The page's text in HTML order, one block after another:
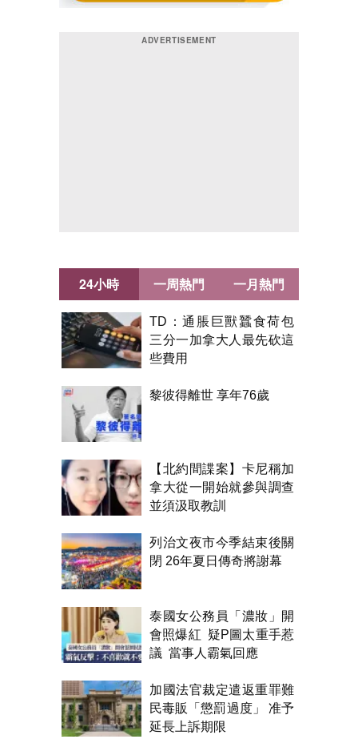
24小時
TD：通脹巨獸蠶食荷包
三分一加拿大人最先砍這
些費用
黎彼得離世 享年76歲
【北約間諜案】卡尼稱加
拿大從一開始就參與調查
並須汲取教訓
列治文夜市今季結束後關
閉 26年夏日傳奇將謝幕
泰國女公務員「濃妝」開
會照爆紅 疑P圖太重手惹
議 當事人霸氣回應
加國法官裁定遣返重罪難
民毒販「懲罰過度」 准予
延長上訴期限
一周熱門 一月熱門